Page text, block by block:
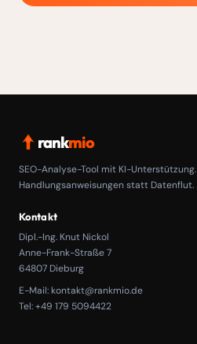
rankmio
SEO-Analyse-Tool mit KI-Unterstützung.
Handlungsanweisungen statt Datenflut.
Kontakt
Dipl.-Ing. Knut Nickol
Anne-Frank-Straße 7
64807 Dieburg
E-Mail:kontakt@rankmio.de
Tel: +49 179 5094422